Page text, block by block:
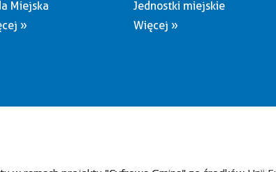
Miejska
»
Jednostki miejskie
Więcej »